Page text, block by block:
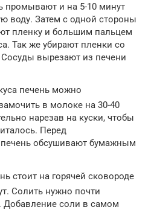
промывают и на 5-10 минут
воду. Затем с одной стороны
пленку и большим пальцем
Так же убирают пленки со
вырезают из печени
печень можно
в молоке на 30-40
нарезав на куски, чтобы
Перед
обсушивают бумажным
стоит на горячей сковороде
Солить нужно почти
Добавление соли в самом